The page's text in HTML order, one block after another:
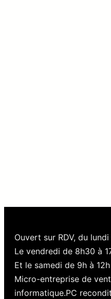
Ouvert sur RDV, du
Le vendredi de 8h30 à
Et le samedi de 9h à 12h
Micro-entreprise de
informatique.PC